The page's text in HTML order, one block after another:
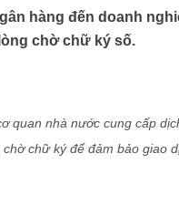
hàng đến doanh
chờ chữ ký số.
quan nhà nước cung cấp
chữ ký để đảm bảo giao